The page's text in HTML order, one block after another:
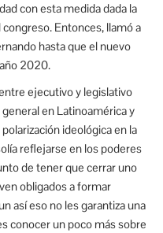
con esta medida dada la
congreso. Entonces, llamó a
hasta que el nuevo
2020.
ejecutivo y legislativo
en Latinoamérica y
ideológica en la
reflejarse en los poderes
de tener que cerrar uno
obligados a formar
así eso no les garantiza una
conocer un poco más sobre